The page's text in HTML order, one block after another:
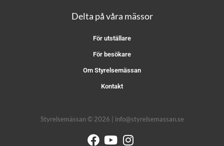
Delta på våra mässor
För utställare
För besökare
Om Styrelsemässan
Kontakt
Styrelsemässan © 2026 | info@styrelsemassan.se